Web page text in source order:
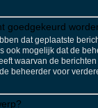
goedgekeurd
dat geplaatste
ook mogelijk dat de
waarvan de
beheerder voor